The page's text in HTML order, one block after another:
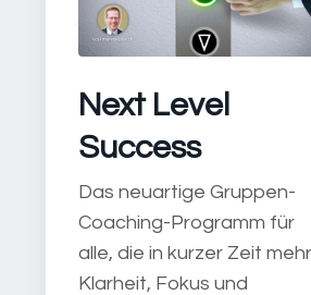
Next Level
Success
Das neuartige Gruppen-
Coaching-Programm für
alle, die in kurzer Zeit mehr
Klarheit, Fokus und